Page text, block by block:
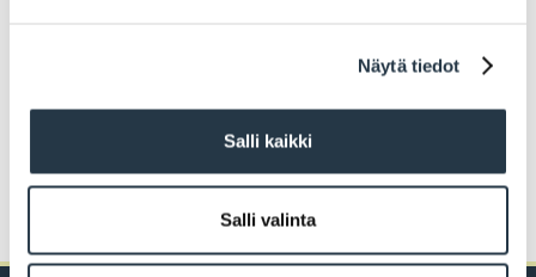
Näytä tiedot
Salli kaikki
Salli valinta
Anna palautetta sivusta